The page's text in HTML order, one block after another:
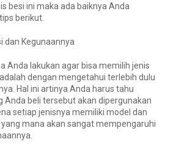
besi ini maka ada baiknya Anda
berikut.
dan Kegunaannya
Anda lakukan agar bisa memilih jenis
dengan mengetahui terlebih dulu
Hal ini artinya Anda harus tahu
Anda beli tersebut akan dipergunakan
setiap jenisnya memiliki model dan
mana akan sangat mempengaruhi